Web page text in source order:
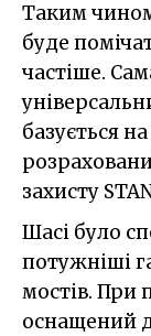
Таким
буде
частіше.
базується
захисту
Шасі було
потужніші
мостів. При
оснащений